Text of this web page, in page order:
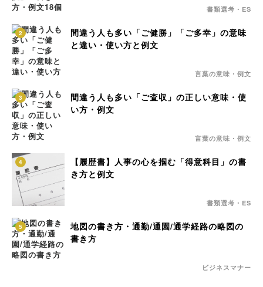
書類選考・ES
2
間違う人も多い「ご健勝」「ご多幸」の意味
と違い・使い方と例文
言葉の意味・例文
3
間違う人も多い「ご査収」の正しい意味・使
い方・例文
言葉の意味・例文
4
【履歴書】人事の心を掴む「得意科目」の書
き方と例文
書類選考・ES
5
地図の書き方・通勤/通園/通学経路の略図の
書き方
ビジネスマナー